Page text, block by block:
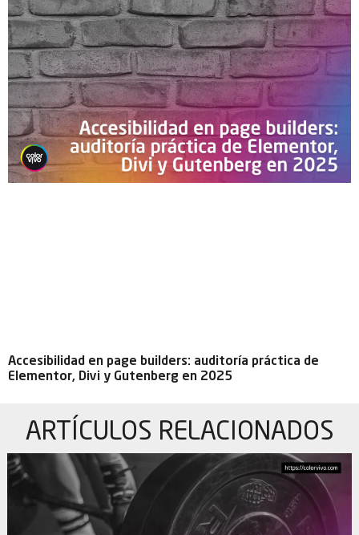
Accesibilidad en page builders: auditoría práctica de
Elementor, Divi y Gutenberg en 2025
ARTÍCULOS RELACIONADOS